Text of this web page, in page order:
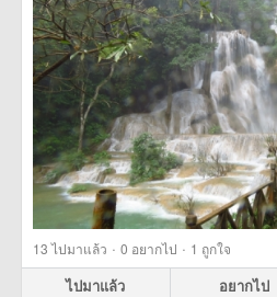
13ไปมาแล้ว · 0 อยากไป · 1 ถูกใจ
ไปมาแล้ว อยากไป